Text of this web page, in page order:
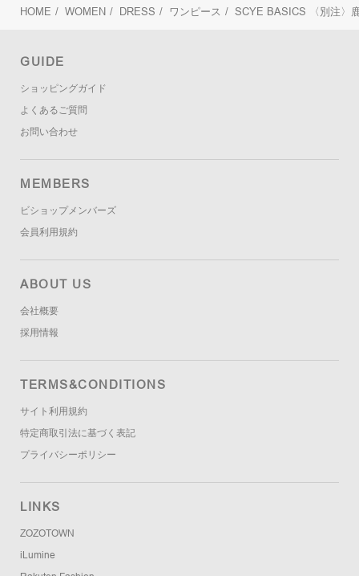
HOME / WOMEN / DRESS / ワンピース / SCYE BASICS 〈別注〉
GUIDE
ショッピングガイド
よくあるご質問
お問い合わせ
MEMBERS
ビショップメンバーズ
会員利用規約
ABOUT US
会社概要
採用情報
TERMS&CONDITIONS
サイト利用規約
特定商取引法に基づく表記
プライバシーポリシー
LINKS
ZOZOTOWN
iLumine